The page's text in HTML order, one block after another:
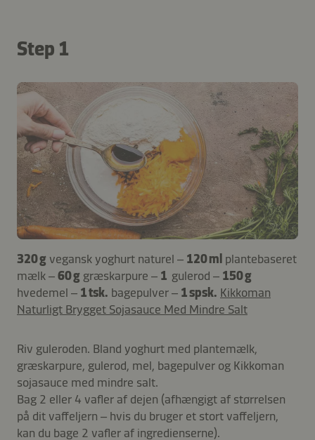
Step 1
320 g vegansk yoghurt naturel – 120 ml plantebaseret
mælk –60 ggræskarpure – 1 gulerod – 150 g
hvedemel – 1 tsk. bagepulver – 1 spsk. Kikkoman
Naturligt Brygget Sojasauce Med Mindre Salt
Riv guleroden. Bland yoghurt med plantemælk,
græskarpure, gulerod, mel, bagepulver og Kikkoman
sojasauce med mindre salt.
Bag 2 eller 4 vafler af dejen (afhængigt af størrelsen
på dit vaffeljern – hvis du bruger et stort vaffeljern,
kan du bage 2 vafler af ingredienserne).